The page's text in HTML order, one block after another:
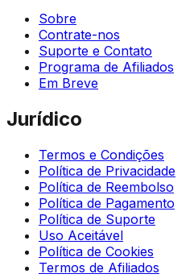
Sobre
Contrate-nos
Suporte e Contato
Programa de Afiliados
Em Breve
Jurídico
Termos e Condições
Política de Privacidade
Política de Reembolso
Política de Pagamento
Política de Suporte
Uso Aceitável
Política de Cookies
Termos de Afiliados